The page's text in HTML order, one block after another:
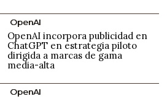
OpenAI
OpenAI incorpora publicidad en
ChatGPT en estrategia piloto
dirigida a marcas de gama
media-alta
OpenAI